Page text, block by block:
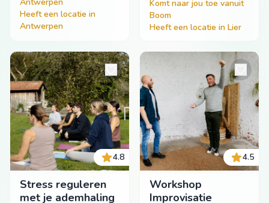
Heeft een locatie in
Antwerpen
Komt naar jou toe vanuit
Boom
Heeft een locatie in Lier
4.8
Stress reguleren
met je ademhaling
4.5
Workshop
Improvisatie